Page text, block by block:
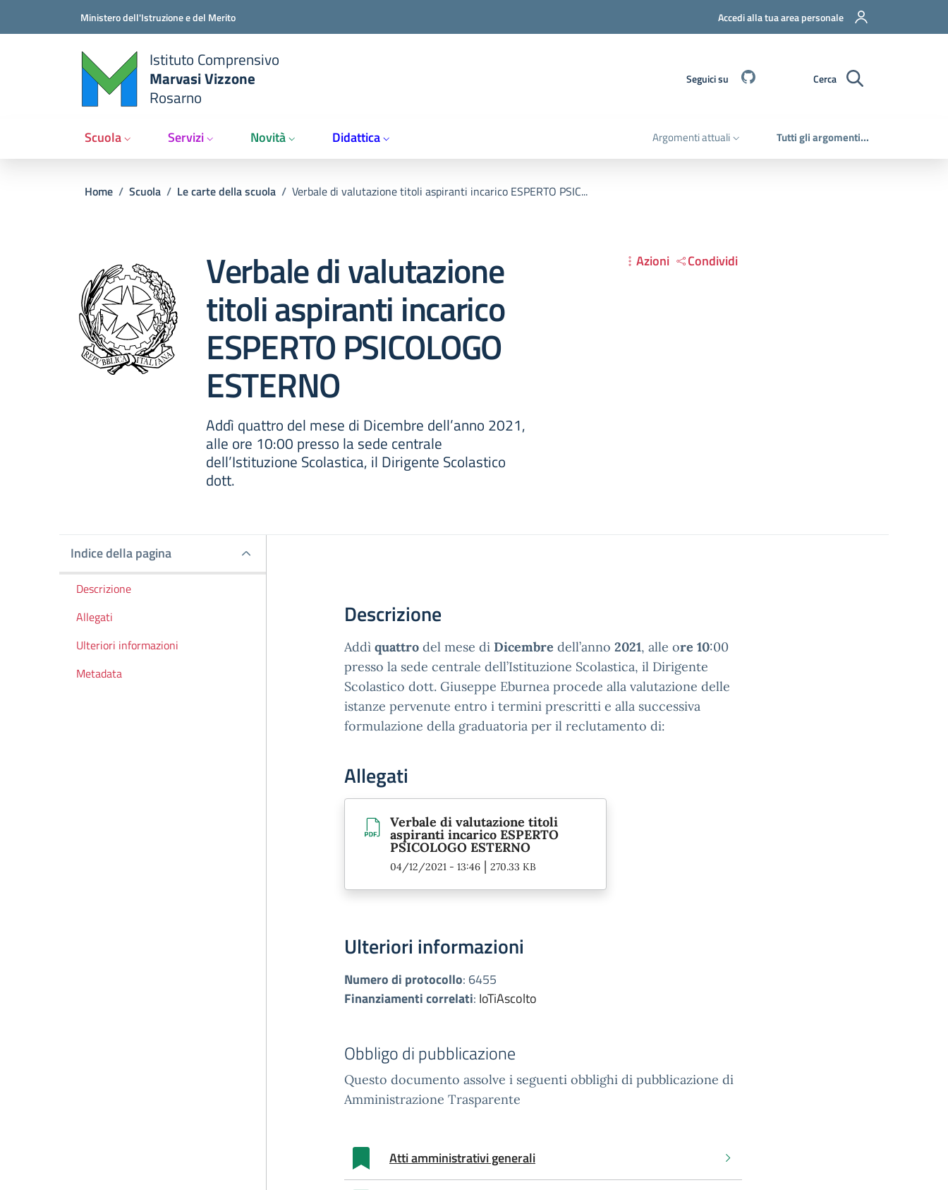
Ministero dell'Istruzione e del Merito Accedi alla tua area personale
Istituto Comprensivo
Marvasi Vizzone
Rosarno
Seguici su Cerca
Scuola Servizi Novità Didattica Argomenti attuali Tutti gli argomenti...
Briciole di pane
Home / Scuola / Le carte della scuola / Verbale di valutazione titoli aspiranti incarico ESPERTO PSIC...
Verbale di valutazione
titoli aspiranti incarico
ESPERTO PSICOLOGO
ESTERNO
Addì quattro del mese di Dicembre dell’anno 2021,
alle ore 10:00 presso la sede centrale
dell’Istituzione Scolastica, il Dirigente Scolastico
dott.
Azioni Condividi
Indice della pagina
Indice della pagina
Descrizione
Allegati
Ulteriori informazioni
Metadata
Descrizione
Addì quattro del mese di Dicembre dell’anno 2021, alle ore 10:00
presso la sede centrale dell’Istituzione Scolastica, il Dirigente
Scolastico dott. Giuseppe Eburnea procede alla valutazione delle
istanze pervenute entro i termini prescritti e alla successiva
formulazione della graduatoria per il reclutamento di:
Allegati
Verbale di valutazione titoli
aspiranti incarico ESPERTO
PSICOLOGO ESTERNO
04/12/2021 - 13:46 | 270.33 KB
Ulteriori informazioni
Numero di protocollo: 6455
Finanziamenti correlati: IoTiAscolto
Obbligo di pubblicazione
Questo documento assolve i seguenti obblighi di pubblicazione di
Amministrazione Trasparente
Atti amministrativi generali